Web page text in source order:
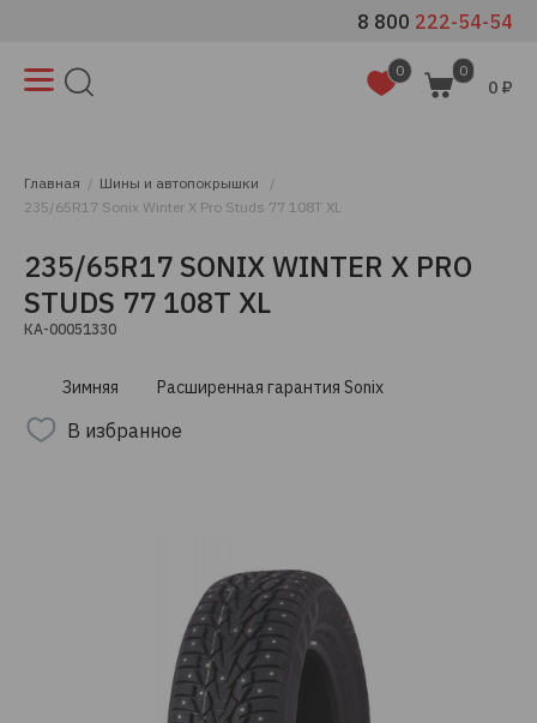
8 800 222-54-54
0 0
0 ₽
Главная
Шины и автопокрышки
235/65R17 Sonix Winter X Pro Studs 77 108T XL
235/65R17 SONIX WINTER X PRO
STUDS 77 108T XL
КА-00051330
Зимняя Расширенная гарантия Sonix
В избранное